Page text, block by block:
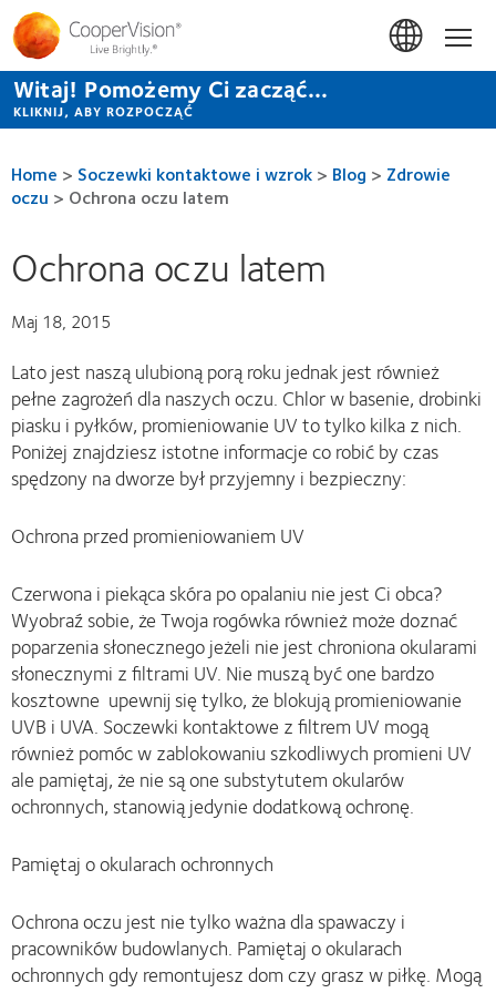
Przejdź
do
treści
Witaj! Pomożemy Ci zacząć...
KLIKNIJ, ABY ROZPOCZĄĆ
Home > Soczewki kontaktowe i wzrok > Blog > Zdrowie
oczu > Ochrona oczu latem
Ochrona oczu latem
Maj 18, 2015
Lato jest naszą ulubioną porą roku jednak jest również
pełne zagrożeń dla naszych oczu. Chlor w basenie, drobinki
piasku i pyłków, promieniowanie UV to tylko kilka z nich.
Poniżej znajdziesz istotne informacje co robić by czas
spędzony na dworze był przyjemny i bezpieczny:
Ochrona przed promieniowaniem UV
Czerwona i piekąca skóra po opalaniu nie jest Ci obca?
Wyobraź sobie, że Twoja rogówka również może doznać
poparzenia słonecznego jeżeli nie jest chroniona okularami
słonecznymi z filtrami UV. Nie muszą być one bardzo
kosztowne upewnij się tylko, że blokują promieniowanie
UVB i UVA. Soczewki kontaktowe z filtrem UV mogą
również pomóc w zablokowaniu szkodliwych promieni UV
ale pamiętaj, że nie są one substytutem okularów
ochronnych, stanowią jedynie dodatkową ochronę.
Pamiętaj o okularach ochronnych
Ochrona oczu jest nie tylko ważna dla spawaczy i
pracowników budowlanych. Pamiętaj o okularach
ochronnych gdy remontujesz dom czy grasz w piłkę. Mogą